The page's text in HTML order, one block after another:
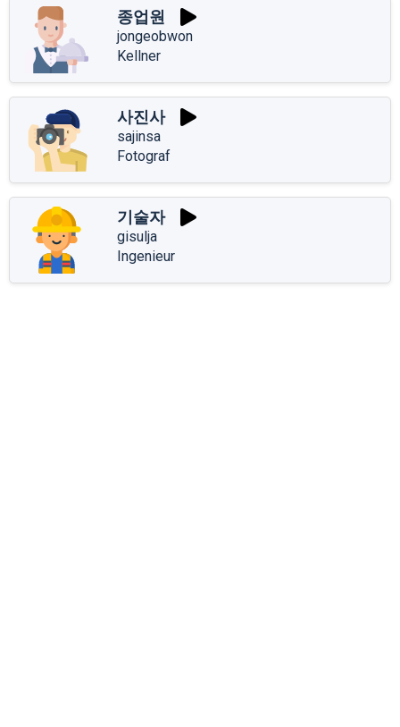
종업원
jongeobwon
Kellner
사진사
sajinsa
Fotograf
기술자
gisulja
Ingenieur